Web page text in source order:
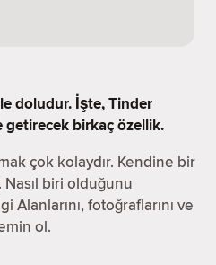
doludur. İşte, Tinder
birkaç özellik.
çok kolaydır. Kendine bir
biri olduğunu
fotoğraflarını ve
ol.